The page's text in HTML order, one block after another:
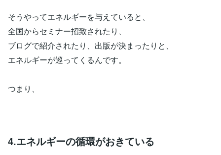
そうやってエネルギーを与えていると、
全国からセミナー招致されたり、
ブログで紹介されたり、出版が決まったりと、
エネルギーが巡ってくるんです。
つまり、
4.エネルギーの循環がおきている